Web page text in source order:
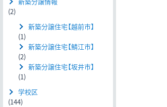
(2)
新築分譲住宅【越前市】
(1)
新築分譲住宅【鯖江市】
(2)
新築分譲住宅【坂井市】
(1)
学校区
(144)